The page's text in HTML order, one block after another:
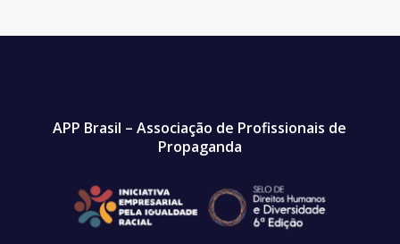
APP Brasil – Associação de Profissionais de
Propaganda